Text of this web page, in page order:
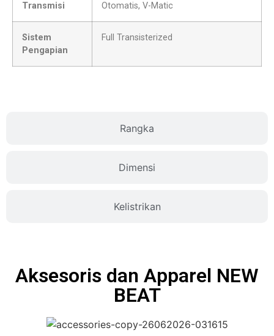
Rangka
Dimensi
Kelistrikan
Transmisi Otomatis, V-Matic
Sistem
Pengapian
Full Transisterized
Aksesoris dan Apparel NEW
BEAT